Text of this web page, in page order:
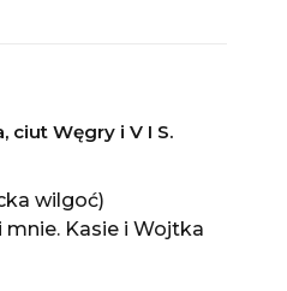
ciut Węgry i V I S.
wilgoć)
mnie. Kasie i Wojtka